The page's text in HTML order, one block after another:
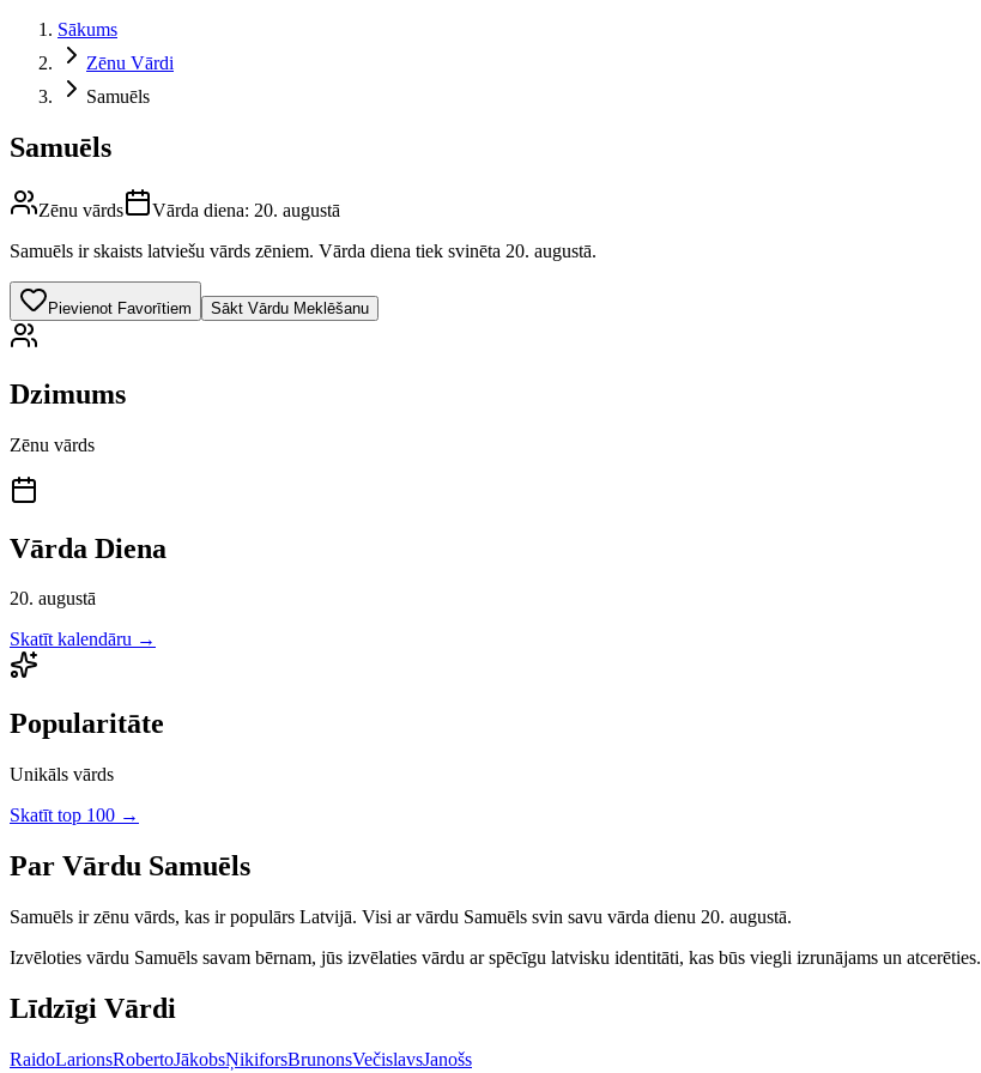
Sākums
Zēnu Vārdi
Samuēls
Samuēls
Zēnu vārds Vārda diena: 20. augustā
Samuēls ir skaists latviešu vārds zēniem. Vārda diena tiek svinēta 20. augustā.
Pievienot Favorītiem Sākt Vārdu Meklēšanu
Dzimums
Zēnu vārds
Vārda Diena
20. augustā
Skatīt kalendāru →
Popularitāte
Unikāls vārds
Skatīt top 100 →
Par Vārdu Samuēls
Samuēls irzēnu vārds, kas ir populārs Latvijā. Visi ar vārdu Samuēls svin savu vārda dienu 20. augustā.
Izvēloties vārdu Samuēls savam bērnam, jūs izvēlaties vārdu ar spēcīgu latvisku identitāti, kas būs viegli izrunājams un atcerēties.
Līdzīgi Vārdi
RaidoLarionsRobertoJākobsŅikiforsBrunonsVečislavsJanošs